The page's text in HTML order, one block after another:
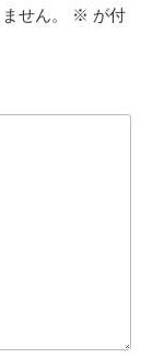
せん。 ※ が付